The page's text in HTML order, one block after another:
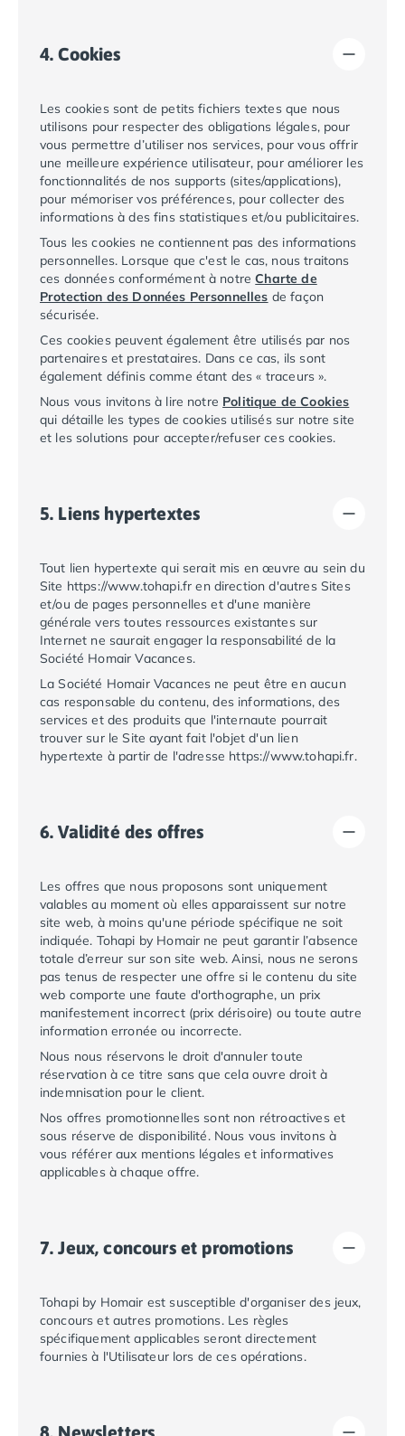
Camping Poitou-Charentes
Camping Châtelaillon-Plage
Camping Fouras
Camping La Rochelle
Camping Les Mathes
Camping Royan
Camping Saint-Georges-de-Didonne
Camping Saint-Palais-sur-Mer
Camping Provence-Alpes-Côte d'Azur
Camping Alpes-de-Haute-Provence
Camping Castellane
Camping Gréoux les Bains
Camping Alpes-Maritimes
Camping Antibes
Camping Cagnes-sur-Mer
Camping Nice
Camping Bouches du Rhône
Camping La Ciotat
Camping Marseille
Camping Martigues
Camping Var
Camping Fréjus
Camping Hyères les Palmiers
Camping Saint-Aygulf
Camping Saint-Mandrier-sur-Mer
Camping Saint-Tropez
Camping Toulon
Camping Rhône-Alpes
Camping Ardèche
Camping Vallon-Pont-d'Arc
Camping Drôme
Camping Haute-Savoie
Camping Annecy
Camping Thonon-les-bains
Camping Isère
Camping Espagne
Camping Cantabria
Camping Catalogne
Camping Costa Brava
Camping Barcelone
Camping Blanes
Camping Cadaques
Camping Calonge
Camping Pals
Camping Tossa de Mar
Camping Costa Dorada
Camping Cambrils
Camping Creixell
Camping Italie
4. Cookies
Les cookies sont de petits fichiers textes que nous
utilisons pour respecter des obligations légales, pour
vous permettre d’utiliser nos services, pour vous offrir
une meilleure expérience utilisateur, pour améliorer les
fonctionnalités de nos supports (sites/applications),
pour mémoriser vos préférences, pour collecter des
informations à des fins statistiques et/ou publicitaires.
Tous les cookies ne contiennent pas des informations
personnelles. Lorsque que c'est le cas, nous traitons
ces données conformément à notreCharte de
Protection des Données Personnelles de façon
sécurisée.
Ces cookies peuvent également être utilisés par nos
partenaires et prestataires. Dans ce cas, ils sont
également définis comme étant des « traceurs ».
Nous vous invitons à lire notre Politique de Cookies
qui détaille les types de cookies utilisés sur notre site
et les solutions pour accepter/refuser ces cookies.
5. Liens hypertextes
Tout lien hypertexte qui serait mis en œuvre au sein du
Site https://www.tohapi.fr en direction d'autres Sites
et/ou de pages personnelles et d'une manière
générale vers toutes ressources existantes sur
Internet ne saurait engager la responsabilité de la
Société Homair Vacances.
La Société Homair Vacances ne peut être en aucun
cas responsable du contenu, des informations, des
services et des produits que l'internaute pourrait
trouver sur le Site ayant fait l'objet d'un lien
hypertexte à partir de l'adresse https://www.tohapi.fr.
6. Validité des offres
Les offres que nous proposons sont uniquement
valables au moment où elles apparaissent sur notre
site web, à moins qu'une période spécifique ne soit
indiquée. Tohapi by Homair ne peut garantir l’absence
totale d’erreur sur son site web. Ainsi, nous ne serons
pas tenus de respecter une offre si le contenu du site
web comporte une faute d'orthographe, un prix
manifestement incorrect (prix dérisoire) ou toute autre
information erronée ou incorrecte.
Nous nous réservons le droit d'annuler toute
réservation à ce titre sans que cela ouvre droit à
indemnisation pour le client.
Nos offres promotionnelles sont non rétroactives et
sous réserve de disponibilité. Nous vous invitons à
vous référer aux mentions légales et informatives
applicables à chaque offre.
7. Jeux, concours et promotions
Tohapi by Homair est susceptible d'organiser des jeux,
concours et autres promotions. Les règles
spécifiquement applicables seront directement
fournies à l'Utilisateur lors de ces opérations.